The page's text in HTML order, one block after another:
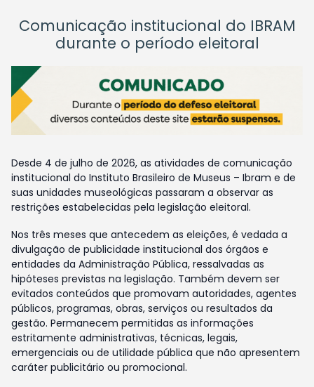
Comunicação institucional do IBRAM
durante o período eleitoral
Desde 4 de julho de 2026, as atividades de comunicação
institucional do Instituto Brasileiro de Museus – Ibram e de
suas unidades museológicas passaram a observar as
restrições estabelecidas pela legislação eleitoral.
Nos três meses que antecedem as eleições, é vedada a
divulgação de publicidade institucional dos órgãos e
entidades da Administração Pública, ressalvadas as
hipóteses previstas na legislação. Também devem ser
evitados conteúdos que promovam autoridades, agentes
públicos, programas, obras, serviços ou resultados da
gestão. Permanecem permitidas as informações
estritamente administrativas, técnicas, legais,
emergenciais ou de utilidade pública que não apresentem
caráter publicitário ou promocional.